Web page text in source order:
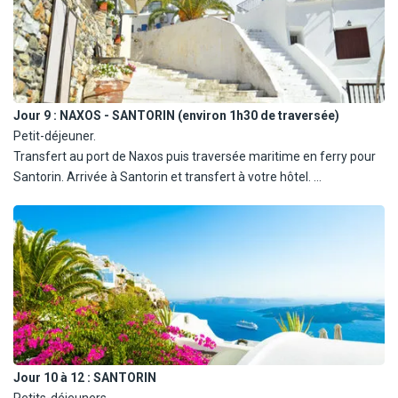
- Les Kouros, ces grandes statues de marbre qui n'ont jamais été
terminées.
- Moment baignade à Agiassos, Pyrgaki ou Kastraki.
Nuits à Naxos.
Jour 9 : NAXOS - SANTORIN (environ 1h30 de traversée)
Petit-déjeuner.
Transfert au port de Naxos puis traversée maritime en ferry pour
Santorin. Arrivée à Santorin et transfert à votre hôtel.
Jour 10 à 12 : SANTORIN